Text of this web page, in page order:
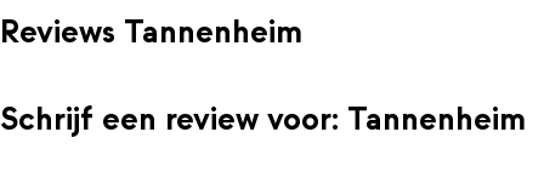
Reviews Tannenheim
Schrijf een review voor: Tannenheim